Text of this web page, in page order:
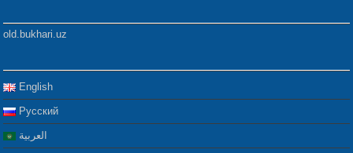
old.bukhari.uz
English
Русский
العربية